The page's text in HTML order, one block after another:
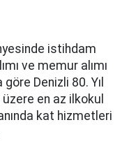
istihdam
ve memur alımı
göre Denizli 80. Yıl
en az ilkokul
kat hizmetleri